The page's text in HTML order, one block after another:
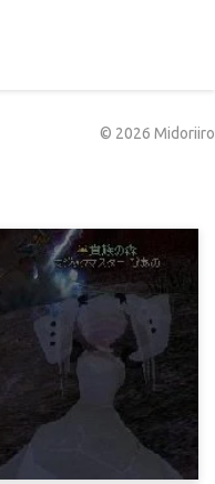
© 2026 Midoriiro